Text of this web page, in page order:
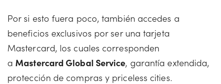
Por si esto fuera poco, también accedes a
beneficios exclusivos por ser una tarjeta
Mastercard, los cuales corresponden
a Mastercard Global Service, garantía extendida,
protección de compras y priceless cities.